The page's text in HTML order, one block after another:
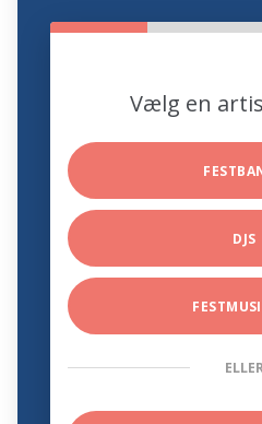
Vælg en
DJS